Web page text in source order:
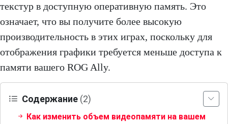
текстур в доступную оперативную память. Это
означает, что вы получите более высокую
производительность в этих играх, поскольку для
отображения графики требуется меньше доступа к
памяти вашего ROG Ally.
Содержание (2)
Как изменить объем видеопамяти на вашем